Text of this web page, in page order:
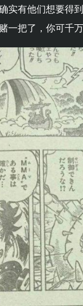
实有他们想要得
一把了，你可千万